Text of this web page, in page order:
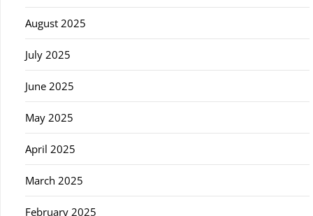
August 2025
July 2025
June 2025
May 2025
April 2025
March 2025
February 2025